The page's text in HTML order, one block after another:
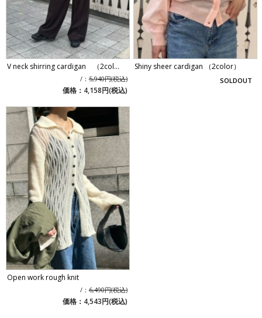
V neck shirring cardigan （2col...
/：5,940円(税込)
価格：4,158円(税込)
Shiny sheer cardigan （2color）
SOLDOUT
Open work rough knit
/：6,490円(税込)
価格：4,543円(税込)